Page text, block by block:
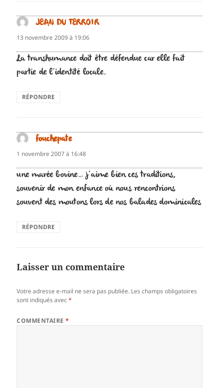
JEAN DU TERROIRdit :
13 novembre 2009 à 19:06
La transhumance doit être défendue car elle fait
partie de l’identité locale.
RÉPONDRE
fouchepatedit :
1 novembre 2007 à 16:48
une marée bovine… j’aime bien ces traditions,
souvenir de mon enfance où nous rencontrions
souvent des moutons lors de nos balades dominicales
RÉPONDRE
Laisser un commentaire
Votre adresse e-mail ne sera pas publiée. Les champs obligatoires
sont indiqués avec*
COMMENTAIRE*